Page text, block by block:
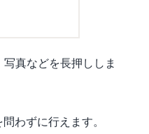
真などを長押ししま
わずに行えます。